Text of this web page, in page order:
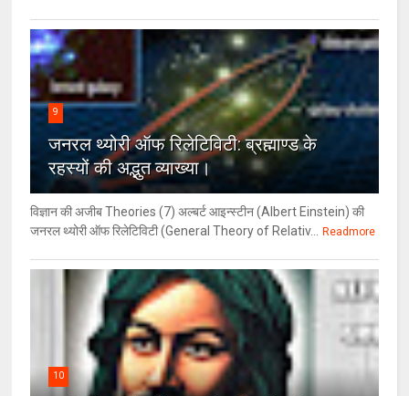
9
जनरल थ्‍योरी ऑफ रिलेटिविटी: ब्रह्माण्‍ड के
रहस्‍यों की अद्भुत व्‍याख्‍या।
विज्ञान की अजीब Theories (7) अल्‍बर्ट आइन्स्टीन (Albert Einstein) की
जनरल थ्योरी ऑफ रिलेटिविटी (General Theory of Relativ...
Readmore
10